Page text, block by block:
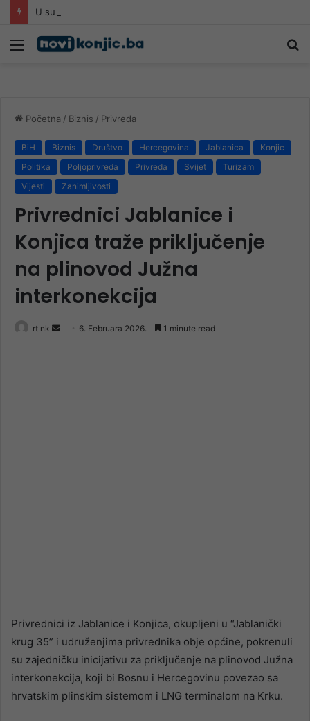
U subotu Jasin i dova na Lijesci
Meni
Početna / Biznis / Privreda
BiH Biznis Društvo Hercegovina Jablanica
Konjic
Politika
Poljoprivreda Privreda Svijet
Turizam
Vijesti
Zanimljivosti
Privrednici Jablanice i
Konjica traže priključenje
na plinovod Južna
interkonekcija
rt nk
Send 6. Februara 2026. 1 minute read
Privrednici iz Jablanice i Konjica, okupljeni u “Jablanički
krug 35” i udruženjima privrednika obje općine, pokrenuli
su zajedničku inicijativu za priključenje na plinovod Južna
interkonekcija, koji bi Bosnu i Hercegovinu povezao sa
hrvatskim plinskim sistemom i LNG terminalom na Krku.